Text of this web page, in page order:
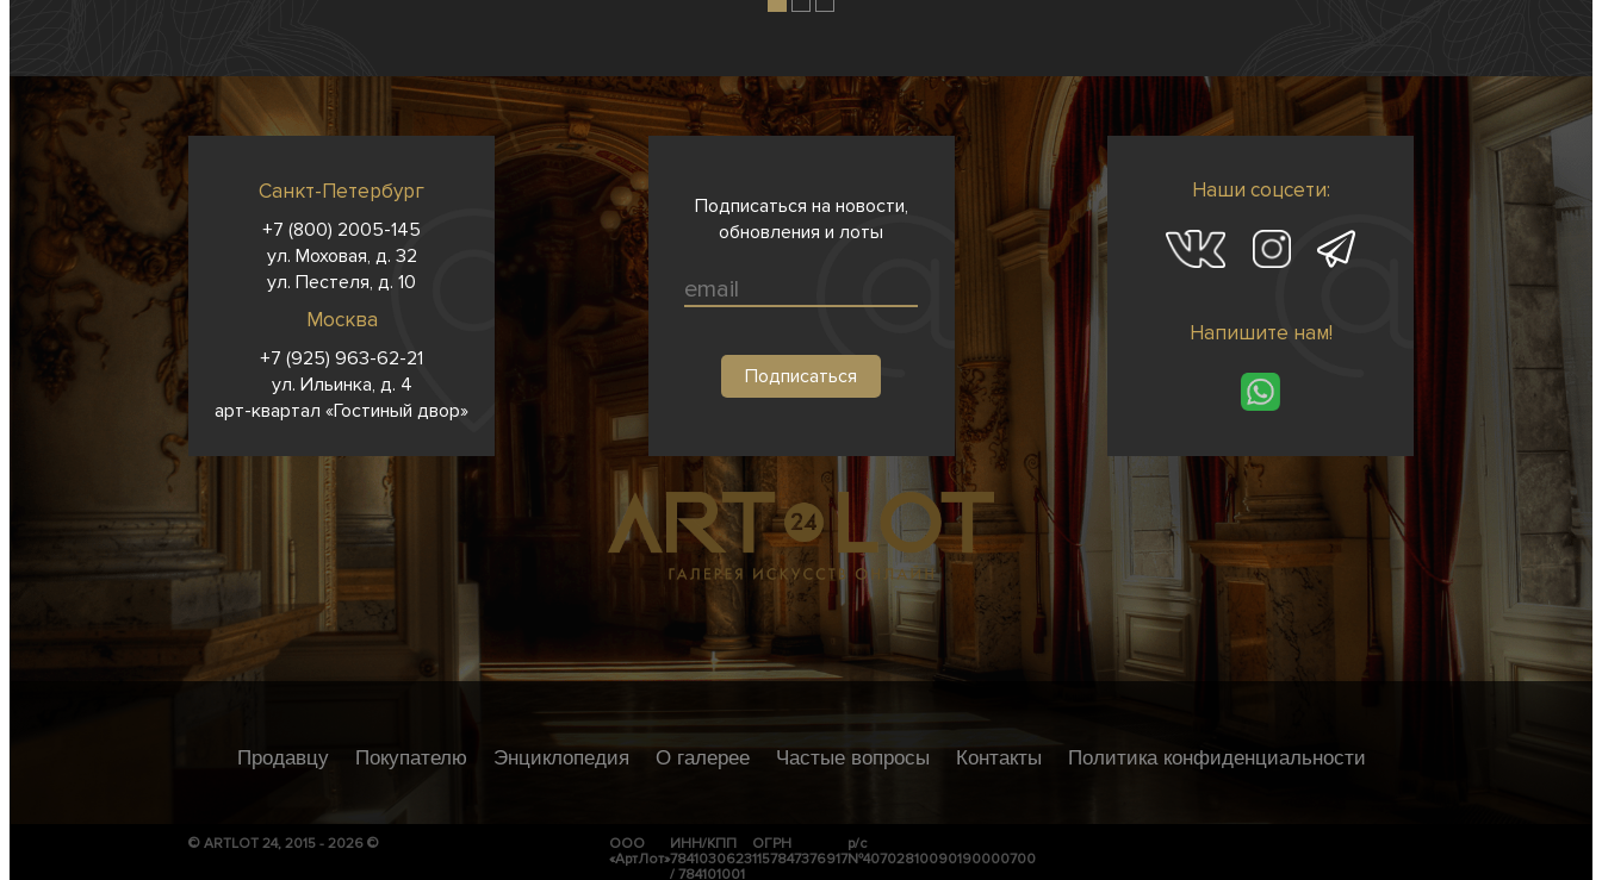
Санкт-Петербург
+7 (800) 2005-145
ул. Моховая, д. 32
ул. Пестеля, д. 10
Москва
+7 (925) 963-62-21
ул. Ильинка, д. 4
арт-квартал «Гостиный двор»
Подписаться на новости,
обновления и лоты
Наши соцсети:
Напишите нам!
Продавцу Покупателю Энциклопедия О галерее Частые вопросы Контакты Политика конфиденциальности
© ARTLOT 24, 2015 - 2026 ©
ООО
«АртЛот»
ИНН/КПП
7841030623
/ 784101001
ОГРН
1157847376917
р/с
№40702810090190000700